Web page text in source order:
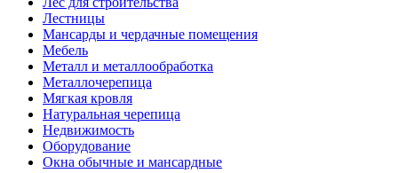
Лестницы
Мансарды и чердачные помещения
Мебель
Металл и металлообработка
Металлочерепица
Мягкая кровля
Натуральная черепица
Недвижимость
Оборудование
Окна обычные и мансардные